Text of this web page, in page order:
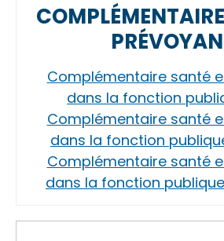
Complémentaire santé
dans la fonction
Complémentaire santé
dans la fonction
Complémentaire santé
dans la fonction